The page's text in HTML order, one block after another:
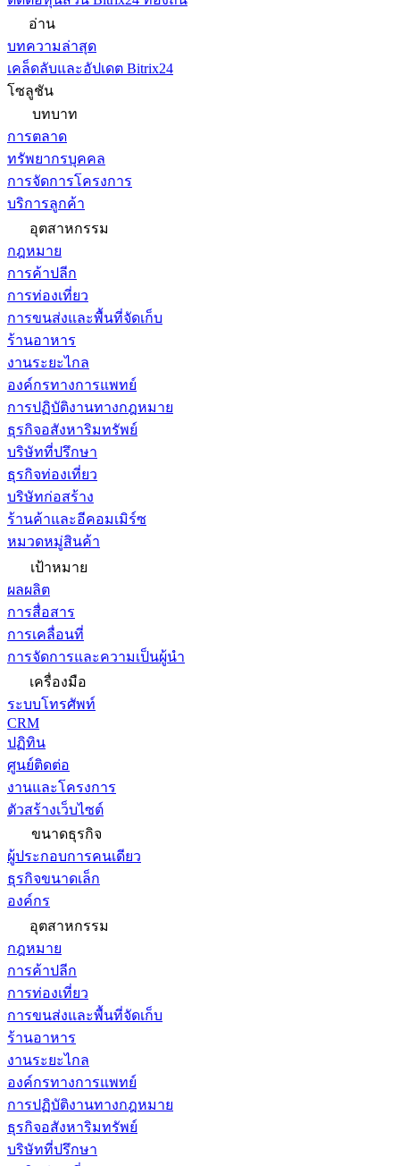
อ่าน
บทความล่าสุด
เคล็ดลับและอัปเดต Bitrix24
โซลูชัน
บทบาท
การตลาด
ทรัพยากรบุคคล
การจัดการโครงการ
บริการลูกค้า
อุตสาหกรรม
กฎหมาย
การค้าปลีก
การท่องเที่ยว
การขนส่งและพื้นที่จัดเก็บ
ร้านอาหาร
งานระยะไกล
องค์กรทางการแพทย์
การปฏิบัติงานทางกฎหมาย
ธุรกิจอสังหาริมทรัพย์
บริษัทที่ปรึกษา
ธุรกิจท่องเที่ยว
บริษัทก่อสร้าง
ร้านค้าและอีคอมเมิร์ซ
หมวดหมู่สินค้า
เป้าหมาย
ผลผลิต
การสื่อสาร
การเคลื่อนที่
การจัดการและความเป็นผู้นำ
เครื่องมือ
ระบบโทรศัพท์
CRM
ปฏิทิน
ศูนย์ติดต่อ
งานและโครงการ
ตัวสร้างเว็บไซต์
ขนาดธุรกิจ
ผู้ประกอบการคนเดียว
ธุรกิจขนาดเล็ก
องค์กร
อุตสาหกรรม
กฎหมาย
การค้าปลีก
การท่องเที่ยว
การขนส่งและพื้นที่จัดเก็บ
ร้านอาหาร
งานระยะไกล
องค์กรทางการแพทย์
การปฏิบัติงานทางกฎหมาย
ธุรกิจอสังหาริมทรัพย์
บริษัทที่ปรึกษา